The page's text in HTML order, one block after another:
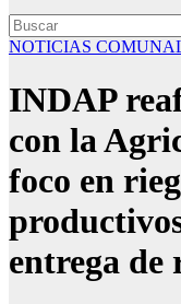
NOTICIAS
INDAP
con la
foco en
entrega de